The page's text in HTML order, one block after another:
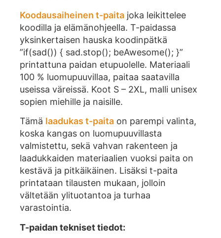
Koodausaiheinen t-paita joka leikittelee
koodilla ja elämänohjeella. T-paidassa
yksinkertaisen hauska koodinpätkä
”if(sad()) { sad.stop(); beAwesome(); }”
printattuna paidan etupuolelle. Materiaali
100 % luomupuuvillaa, paitaa saatavilla
useissa väreissä. Koot S – 2XL, malli unisex
sopien miehille ja naisille.
Tämä laadukas t-paita on parempi valinta,
koska kangas on luomupuuvillasta
valmistettu, sekä vahvan rakenteen ja
laadukkaiden materiaalien vuoksi paita on
kestävä ja pitkäikäinen. Lisäksi t-paita
printataan tilausten mukaan, jolloin
vältetään ylituotantoa ja turhaa
varastointia.
T-paidan tekniset tiedot: